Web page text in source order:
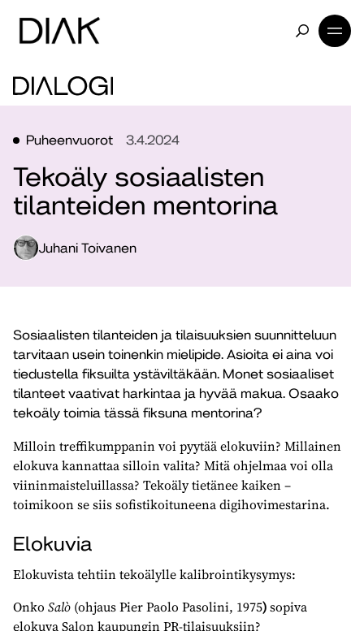
Puheenvuorot 3.4.2024
Tekoäly sosiaalisten
tilanteiden mentorina
Juhani Toivanen
Sosiaalisten tilanteiden ja tilaisuuksien suunnitteluun
tarvitaan usein toinenkin mielipide. Asioita ei aina voi
tiedustella fiksuilta ystäviltäkään. Monet sosiaaliset
tilanteet vaativat harkintaa ja hyvää makua. Osaako
tekoäly toimia tässä fiksuna mentorina?
Milloin treffikumppanin voi pyytää elokuviin? Millainen
elokuva kannattaa silloin valita? Mitä ohjelmaa voi olla
viininmaisteluillassa? Tekoäly tietänee kaiken –
toimikoon se siis sofistikoituneena digihovimestarina.
Elokuvia
Elokuvista tehtiin tekoälylle kalibrointikysymys:
Onko Salò (ohjaus Pier Paolo Pasolini, 1975)sopiva
elokuva Salon kaupungin PR-tilaisuuksiin?